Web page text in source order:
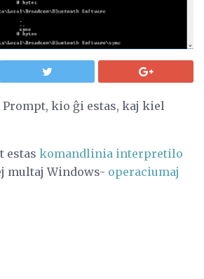
kio ĝi estas, kaj kiel
estas komandlinia interpretilo
multaj Windows- operaciumaj